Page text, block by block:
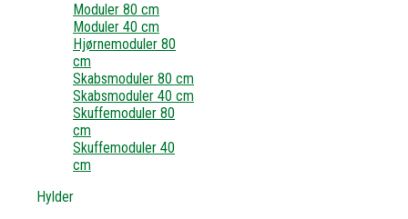
Moduler 80 cm
Moduler 40 cm
Hjørnemoduler 80
cm
Skabsmoduler 80 cm
Skabsmoduler 40 cm
Skuffemoduler 80
cm
Skuffemoduler 40
cm
Hylder